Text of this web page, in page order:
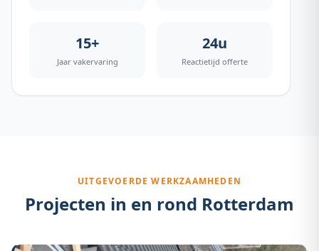
15+
Jaar vakervaring
24u
Reactietijd offerte
UITGEVOERDE WERKZAAMHEDEN
Projecten in en rond Rotterdam